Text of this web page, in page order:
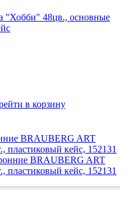
"Хобби" 48цв., основные
в корзину
BRAUBERG ART
кейс, 152131